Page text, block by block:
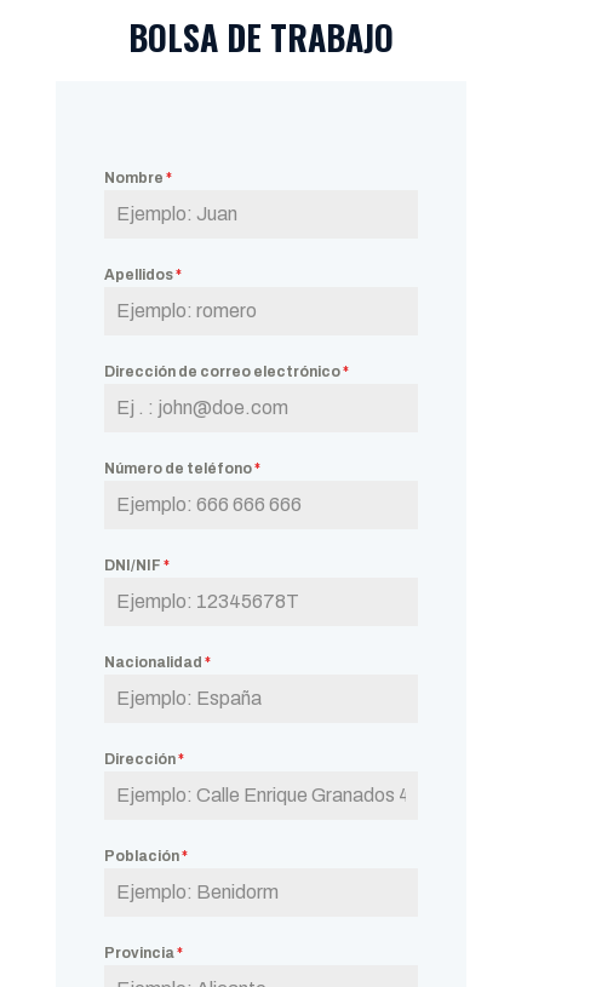
BOLSA DE TRABAJO
Nombre *
Apellidos*
Dirección de correo electrónico*
Número de teléfono*
DNI/NIF *
Nacionalidad *
Dirección*
Población*
Provincia*